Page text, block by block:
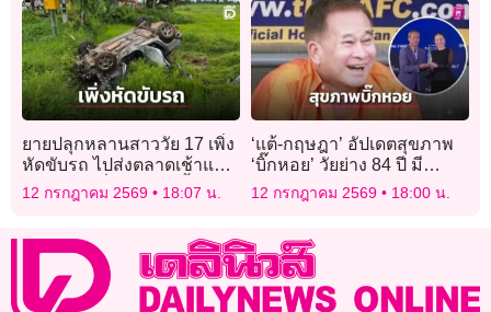
ยายปลุกหลานสาววัย 17 เพิ่ง
หัดขับรถ ไปส่งตลาดเช้าแหก
โค้งพลิกคว่ำเสียชีวิตทั้งคู่
12 กรกฎาคม 2569 18:07 น.
‘แต้-กฤษฎา’ อัปเดตสุขภาพ
‘บิ๊กหอย’ วัยย่าง 84 ปี มี
ปัญหาการมอง แต่ยังติดตาม
ฟังข่าวบอลไทย
12 กรกฎาคม 2569 18:00 น.